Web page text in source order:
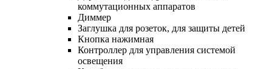
коммутационных аппаратов
Диммер
Заглушка для розеток, для защиты детей
Кнопка нажимная
Контроллер для управления системой
освещения